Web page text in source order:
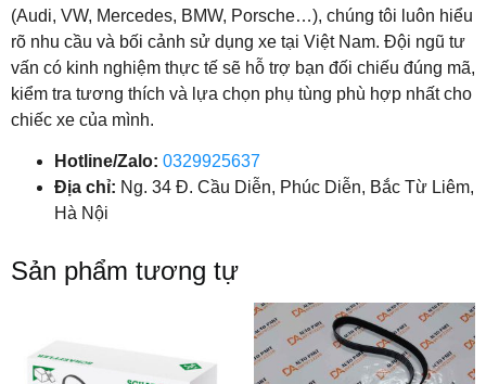
(Audi, VW, Mercedes, BMW, Porsche…), chúng tôi luôn hiểu
rõ nhu cầu và bối cảnh sử dụng xe tại Việt Nam. Đội ngũ tư
vấn có kinh nghiệm thực tế sẽ hỗ trợ bạn đối chiếu đúng mã,
kiểm tra tương thích và lựa chọn phụ tùng phù hợp nhất cho
chiếc xe của mình.
Hotline/Zalo: 0329925637
Địa chỉ: Ng. 34 Đ. Cầu Diễn, Phúc Diễn, Bắc Từ Liêm,
Hà Nội
Sản phẩm tương tự